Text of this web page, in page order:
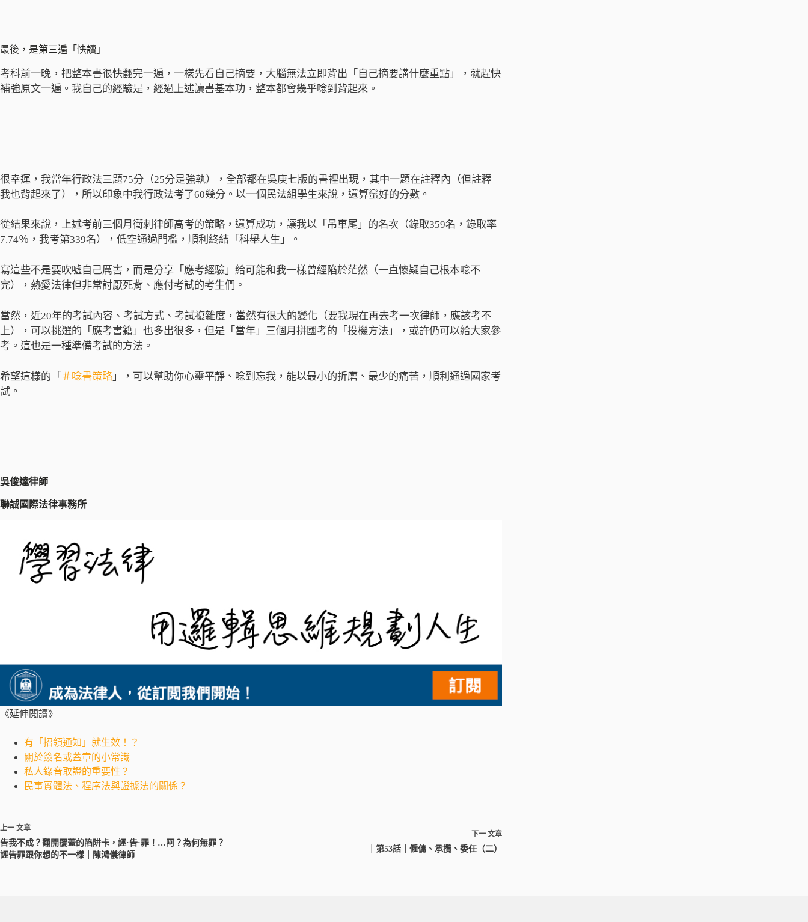
最後，是第三遍「快讀」
考科前一晚，把整本書很快翻完一遍，一樣先看自己摘要，大腦無法立即背出「自己摘要講什麼重點」，就趕快
補強原文一遍。我自己的經驗是，經過上述讀書基本功，整本都會幾乎唸到背起來。
很幸運，我當年行政法三題75分（25分是強執），全部都在吳庚七版的書裡出現，其中一題在註釋內（但註釋
我也背起來了），所以印象中我行政法考了60幾分。以一個民法組學生來說，還算蠻好的分數。
從結果來說，上述考前三個月衝刺律師高考的策略，還算成功，讓我以「吊車尾」的名次（錄取359名，錄取率
7.74％，我考第339名），低空通過門檻，順利終結「科舉人生」。
寫這些不是要吹噓自己厲害，而是分享「應考經驗」給可能和我一樣曾經陷於茫然（一直懷疑自己根本唸不
完），熱愛法律但非常討厭死背、應付考試的考生們。
當然，近20年的考試內容、考試方式、考試複雜度，當然有很大的變化（要我現在再去考一次律師，應該考不
上），可以挑選的「應考書籍」也多出很多，但是「當年」三個月拼國考的「投機方法」，或許仍可以給大家參
考。這也是一種準備考試的方法。
希望這樣的「 ＃唸書策略 」，可以幫助你心靈平靜、唸到忘我，能以最小的折磨、最少的痛苦，順利通過國家考
試。
吳俊達律師
聯誠國際法律事務所
《延伸閱讀》
有「招領通知」就生效！？
關於簽名或蓋章的小常識
私人錄音取證的重要性？
民事實體法、程序法與證據法的關係？
上一 文章
告我不成？翻開覆蓋的陷阱卡，誣·告·罪！…阿？為何無罪？
誣告罪跟你想的不一樣｜陳鴻儀律師
下一 文章
｜第53話｜僱傭、承攬、委任（二）